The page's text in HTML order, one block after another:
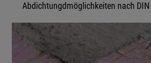
Abdichtungdmöglichkeiten nach DIN